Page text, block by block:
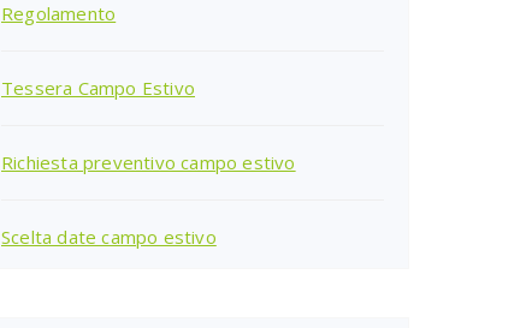
Regolamento
Tessera Campo Estivo
Richiesta preventivo campo estivo
Scelta date campo estivo